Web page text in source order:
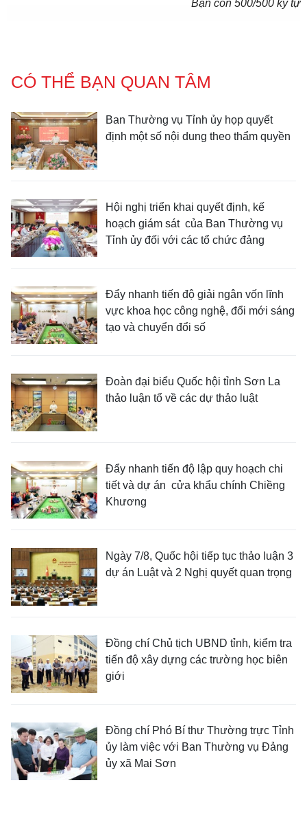
Bạn còn 500/500 ký tự
CÓ THỂ BẠN QUAN TÂM
Ban Thường vụ Tỉnh ủy họp quyết
định một số nội dung theo thẩm quyền
Hội nghị triển khai quyết định, kế
hoạch giám sát của Ban Thường vụ
Tỉnh ủy đối với các tổ chức đảng
Đẩy nhanh tiến độ giải ngân vốn lĩnh
vực khoa học công nghệ, đổi mới sáng
tạo và chuyển đổi số
Đoàn đại biểu Quốc hội tỉnh Sơn La
thảo luận tổ về các dự thảo luật
Đẩy nhanh tiến độ lập quy hoạch chi
tiết và dự án cửa khẩu chính Chiềng
Khương
Ngày 7/8, Quốc hội tiếp tục thảo luận 3
dự án Luật và 2 Nghị quyết quan trọng
Đồng chí Chủ tịch UBND tỉnh, kiểm tra
tiến độ xây dựng các trường học biên
giới
Đồng chí Phó Bí thư Thường trực Tỉnh
ủy làm việc với Ban Thường vụ Đảng
ủy xã Mai Sơn